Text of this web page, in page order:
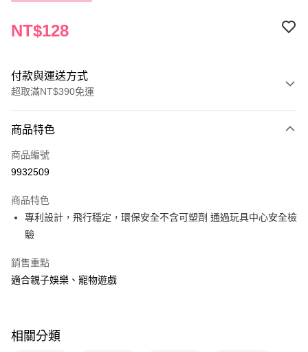
NT$128
付款與運送方式
超取滿NT$390免運
POYA支付
信用卡一次付款
LINE Pay
Apple Pay
街口支付
AFTEE先享後付
商品特色
商品編號
9932509
商品特色
專利設計，飛行穩定，環保安全不含可塑劑 通過玩具中心安全檢
驗
銷售重點
適合親子娛樂、寵物遊戲
相關分類